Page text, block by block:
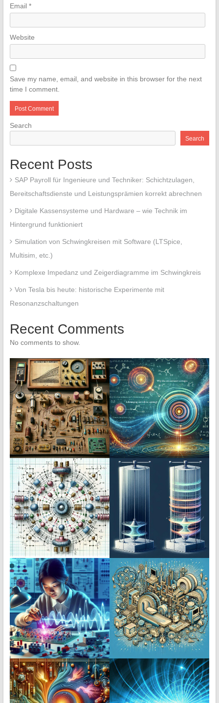
Email *
Website
Save my name, email, and website in this browser for the next
time I comment.
Search
Search
Recent Posts
SAP Payroll für Ingenieure und Techniker: Schichtzulagen,
Bereitschaftsdienste und Leistungsprämien korrekt abrechnen
Digitale Kassensysteme und Hardware – wie Technik im
Hintergrund funktioniert
Simulation von Schwingkreisen mit Software (LTSpice,
Multisim, etc.)
Komplexe Impedanz und Zeigerdiagramme im Schwingkreis
Von Tesla bis heute: historische Experimente mit
Resonanzschaltungen
Recent Comments
No comments to show.